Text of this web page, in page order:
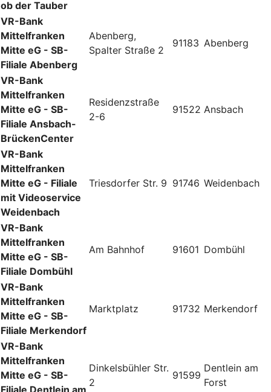
ob der Tauber
VR-Bank
Mittelfranken
Mitte eG - SB-
Filiale Abenberg
Abenberg,
Spalter Straße 2
91183 Abenberg
VR-Bank
Mittelfranken
Mitte eG - SB-
Filiale Ansbach-
BrückenCenter
Residenzstraße
2-6
91522 Ansbach
VR-Bank
Mittelfranken
Mitte eG - Filiale
mit Videoservice
Weidenbach
Triesdorfer Str. 9 91746 Weidenbach
VR-Bank
Mittelfranken
Mitte eG - SB-
Filiale Dombühl
Am Bahnhof 91601 Dombühl
VR-Bank
Mittelfranken
Mitte eG - SB-
Filiale Merkendorf
Marktplatz 91732 Merkendorf
VR-Bank
Mittelfranken
Mitte eG - SB-
Filiale Dentlein am
Dinkelsbühler Str.
2
91599
Dentlein am
Forst